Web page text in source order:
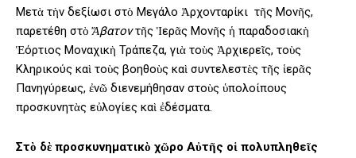
Μετὰ τὴν δεξίωσι στὸ Μεγάλο Ἀρχονταρίκι τῆς Μονῆς,
παρετέθη στὸἌβατοντῆς Ἱερᾶς Μονῆς ἡ παραδοσιακὴ
Ἑόρτιος Μοναχικὴ Τράπεζα, γιὰ τοὺς Ἀρχιερεῖς, τοὺς
Κληρικούς καὶ τοὺς βοηθοὺς καὶ συντελεστὲς τῆς ἱερᾶς
Πανηγύρεως, ἐνῶ διενεμήθησαν στοὺς ὑπολοίπους
προσκυνητὰς εὐλογίες καὶ ἐδέσματα.
Στὸ δὲ προσκυνηματικὸ χῶρο Αὐτῆς οἱ πολυπληθεῖς